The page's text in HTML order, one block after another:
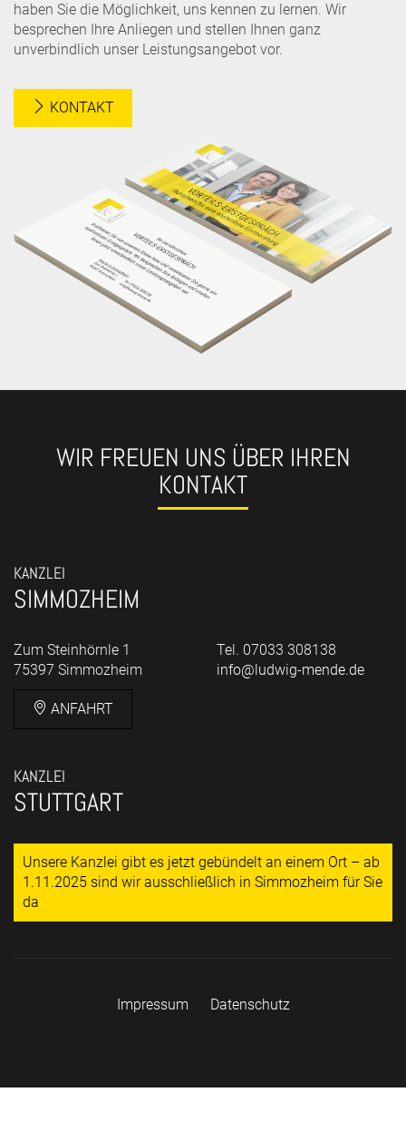
haben Sie die Möglichkeit, uns kennen zu lernen. Wir
besprechen Ihre Anliegen und stellen Ihnen ganz
unverbindlich unser Leistungsangebot vor.
KONTAKT
WIR FREUEN UNS ÜBER IHREN
KONTAKT
KANZLEI
SIMMOZHEIM
Zum Steinhörnle 1
75397 Simmozheim
ANFAHRT
Tel. 07033 308138
info@ludwig-mende.de
KANZLEI
STUTTGART
Unsere Kanzlei gibt es jetzt gebündelt an einem Ort – ab
1.11.2025 sind wir ausschließlich in Simmozheim für Sie
da
Impressum Datenschutz